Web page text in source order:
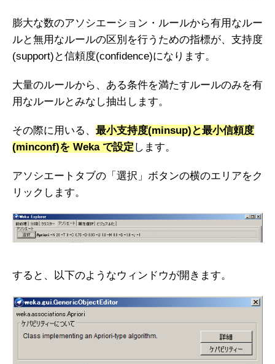
膨大な数のアソシエーション・ルールから有用なルー
ルと無用なルールの区別を行うための指標が、支持度
(support)と信頼度(confidence)になります。
大量のルールから、ある条件を満たすルールのみを有
用なルールとみなし抽出します。
その際に用いる、 最小支持度(minsup)と最小信頼度
(minconf)を Weka で設定 します。
アソシエートタブの「選択」ボタンの横のエリアをク
リックします。
すると、以下のようなウィンドウが開きます。